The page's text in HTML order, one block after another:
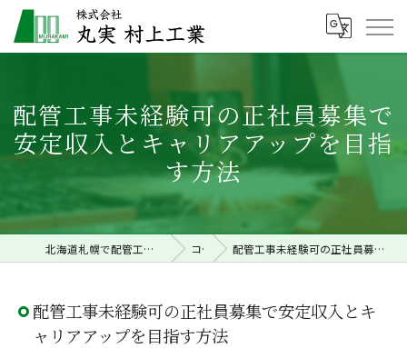
配管工事未経験可の正社員募集で
安定収入とキャリアアップを目指
す方法
北海道札幌で配管工事の求人なら株式会社丸実村上工業 コラム 配管工事未経験可の正社員募集で安定収入とキャリアアップを目指す方法
配管工事未経験可の正社員募集で安定収入とキ
ャリアアップを目指す方法